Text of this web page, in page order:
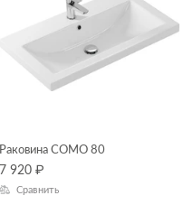
Раковина COMO 80
7 920 ₽
Сравнить